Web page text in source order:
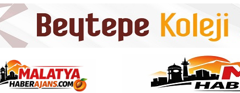
00:49 - Battalgazi Çöşnük'te İnşaatta İş Kazası: Bir İşçi Yüksekten Düştü